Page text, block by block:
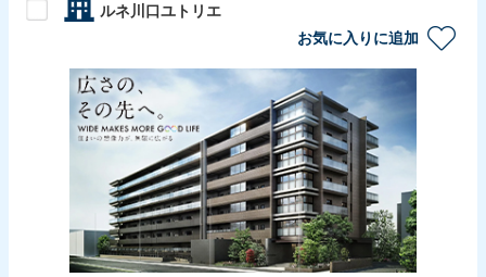
ルネ川口ユトリエ
お気に入りに追加